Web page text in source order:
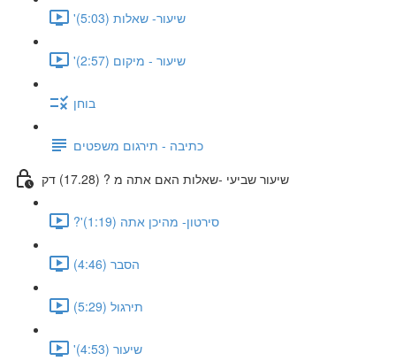
'שיעור- שאלות (5:03)
'שיעור - מיקום (2:57)
בוחן
כתיבה - תירגום משפטים
שיעור שביעי -שאלות האם אתה מ ? (17.28) דק
?'סירטון- מהיכן אתה (1:19)
הסבר (4:46)
תירגול (5:29)
'שיעור (4:53)